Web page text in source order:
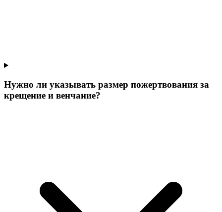
Нужно ли указывать размер пожертвования за
крещение и венчание?